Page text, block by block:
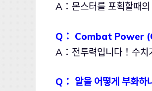
A：몬스터를 포획할때
Q： Combat Power
A：전투력입니다！수치
Q： 알을 어떻게 부화하